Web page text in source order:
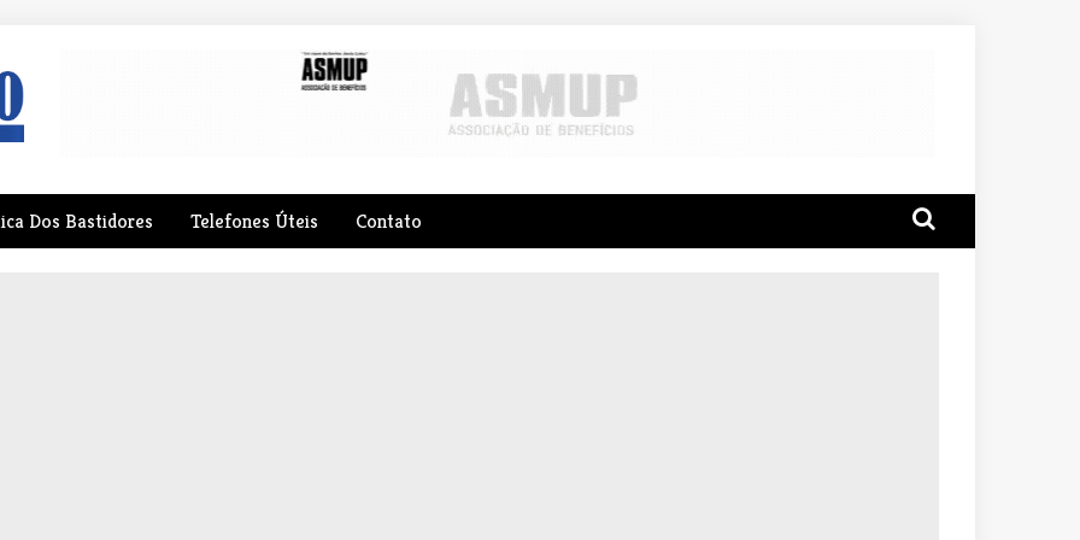
Dos Bastidores Telefones Úteis Contato